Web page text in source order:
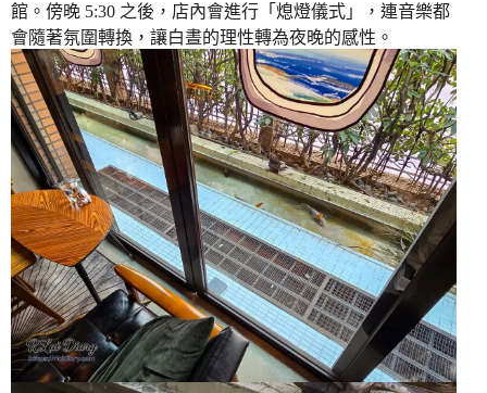
館。傍晚 5:30 之後，店內會進行「熄燈儀式」，連音樂都
會隨著氛圍轉換，讓白晝的理性轉為夜晚的感性。